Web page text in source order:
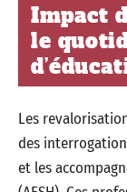
Impact
le
Les
des
et les